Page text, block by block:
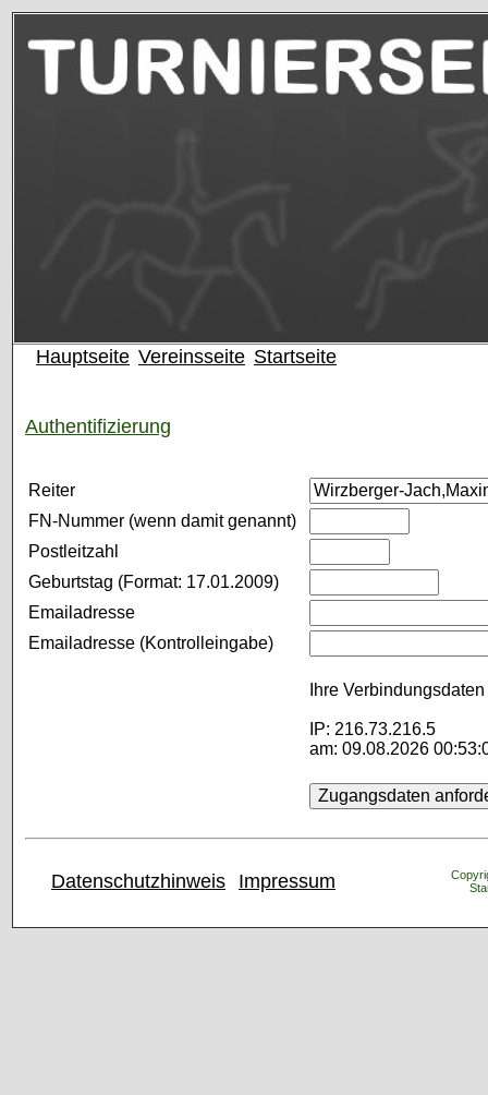
Hauptseite Vereinsseite Startseite
Authentifizierung
Reiter
FN-Nummer (wenn damit genannt)
Postleitzahl
Geburtstag (Format: 17.01.2009)
Emailadresse
Emailadresse (Kontrolleingabe)
Ihre
IP: 216.73.216.5
am: 09.08.2026
Datenschutzhinweis Impressum